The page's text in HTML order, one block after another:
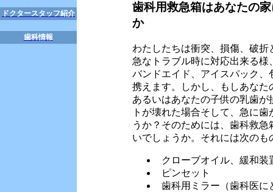
ドクタースタッフ紹介
歯科情報
歯科用救急箱はあなたの
か
わたしたちは衝突、損傷、破折
急なトラブル時に対応出来る様
バンドエイド、アイスパック、
携えます。しかし、もしあな
あるいはあなたの子供の乳歯
トが壊れた場合そして、急に
うか？そのためには、歯科救
いでしょうか。それには次のも
クローブオイル、緩和装
ピンセット
歯科用ミラー（歯科医に